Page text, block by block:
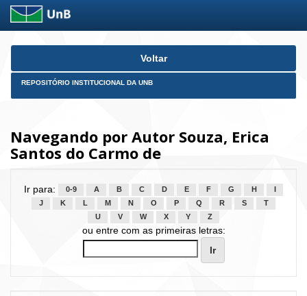
Skip
Voltar
REPOSITÓRIO INSTITUCIONAL DA UNB
Navegando por Autor Souza, Erica
Santos do Carmo de
Ir para: 0-9 A B C D E F G H
J
K L M N O P Q R S
T
U
V W X Y Z
ou entre com as primeiras letras: